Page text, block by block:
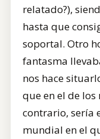
relatado?),
hasta que
soportal. Otro
fantasma
nos hace
que en el de
contrario, sería
mundial en el